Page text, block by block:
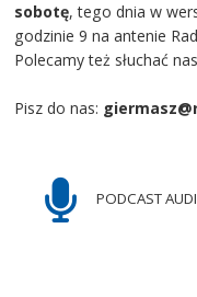
sobotę, tego dnia w
godzinie 9 na antenie
Polecamy też słuchać
Pisz do nas:
PODCAST